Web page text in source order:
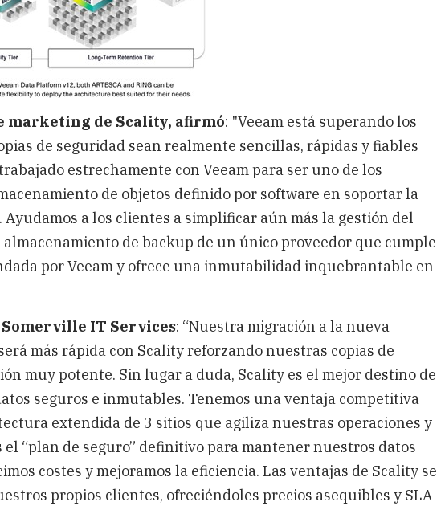
marketing de Scality, afirmó: "Veeam está superando los
de seguridad sean realmente sencillas, rápidas y fiables
estrechamente con Veeam para ser uno de los
de objetos definido por software en soportar la
Ayudamos a los clientes a simplificar aún más la gestión del
de backup de un único proveedor que cumple
por Veeam y ofrece una inmutabilidad inquebrantable en
Somerville IT Services: “Nuestra migración a la nueva
más rápida con Scality reforzando nuestras copias de
muy potente. Sin lugar a duda, Scality es el mejor destino de
seguros e inmutables. Tenemos una ventaja competitiva
extendida de 3 sitios que agiliza nuestras operaciones y
el “plan de seguro” definitivo para mantener nuestros datos
costes y mejoramos la eficiencia. Las ventajas de Scality se
propios clientes, ofreciéndoles precios asequibles y SLA